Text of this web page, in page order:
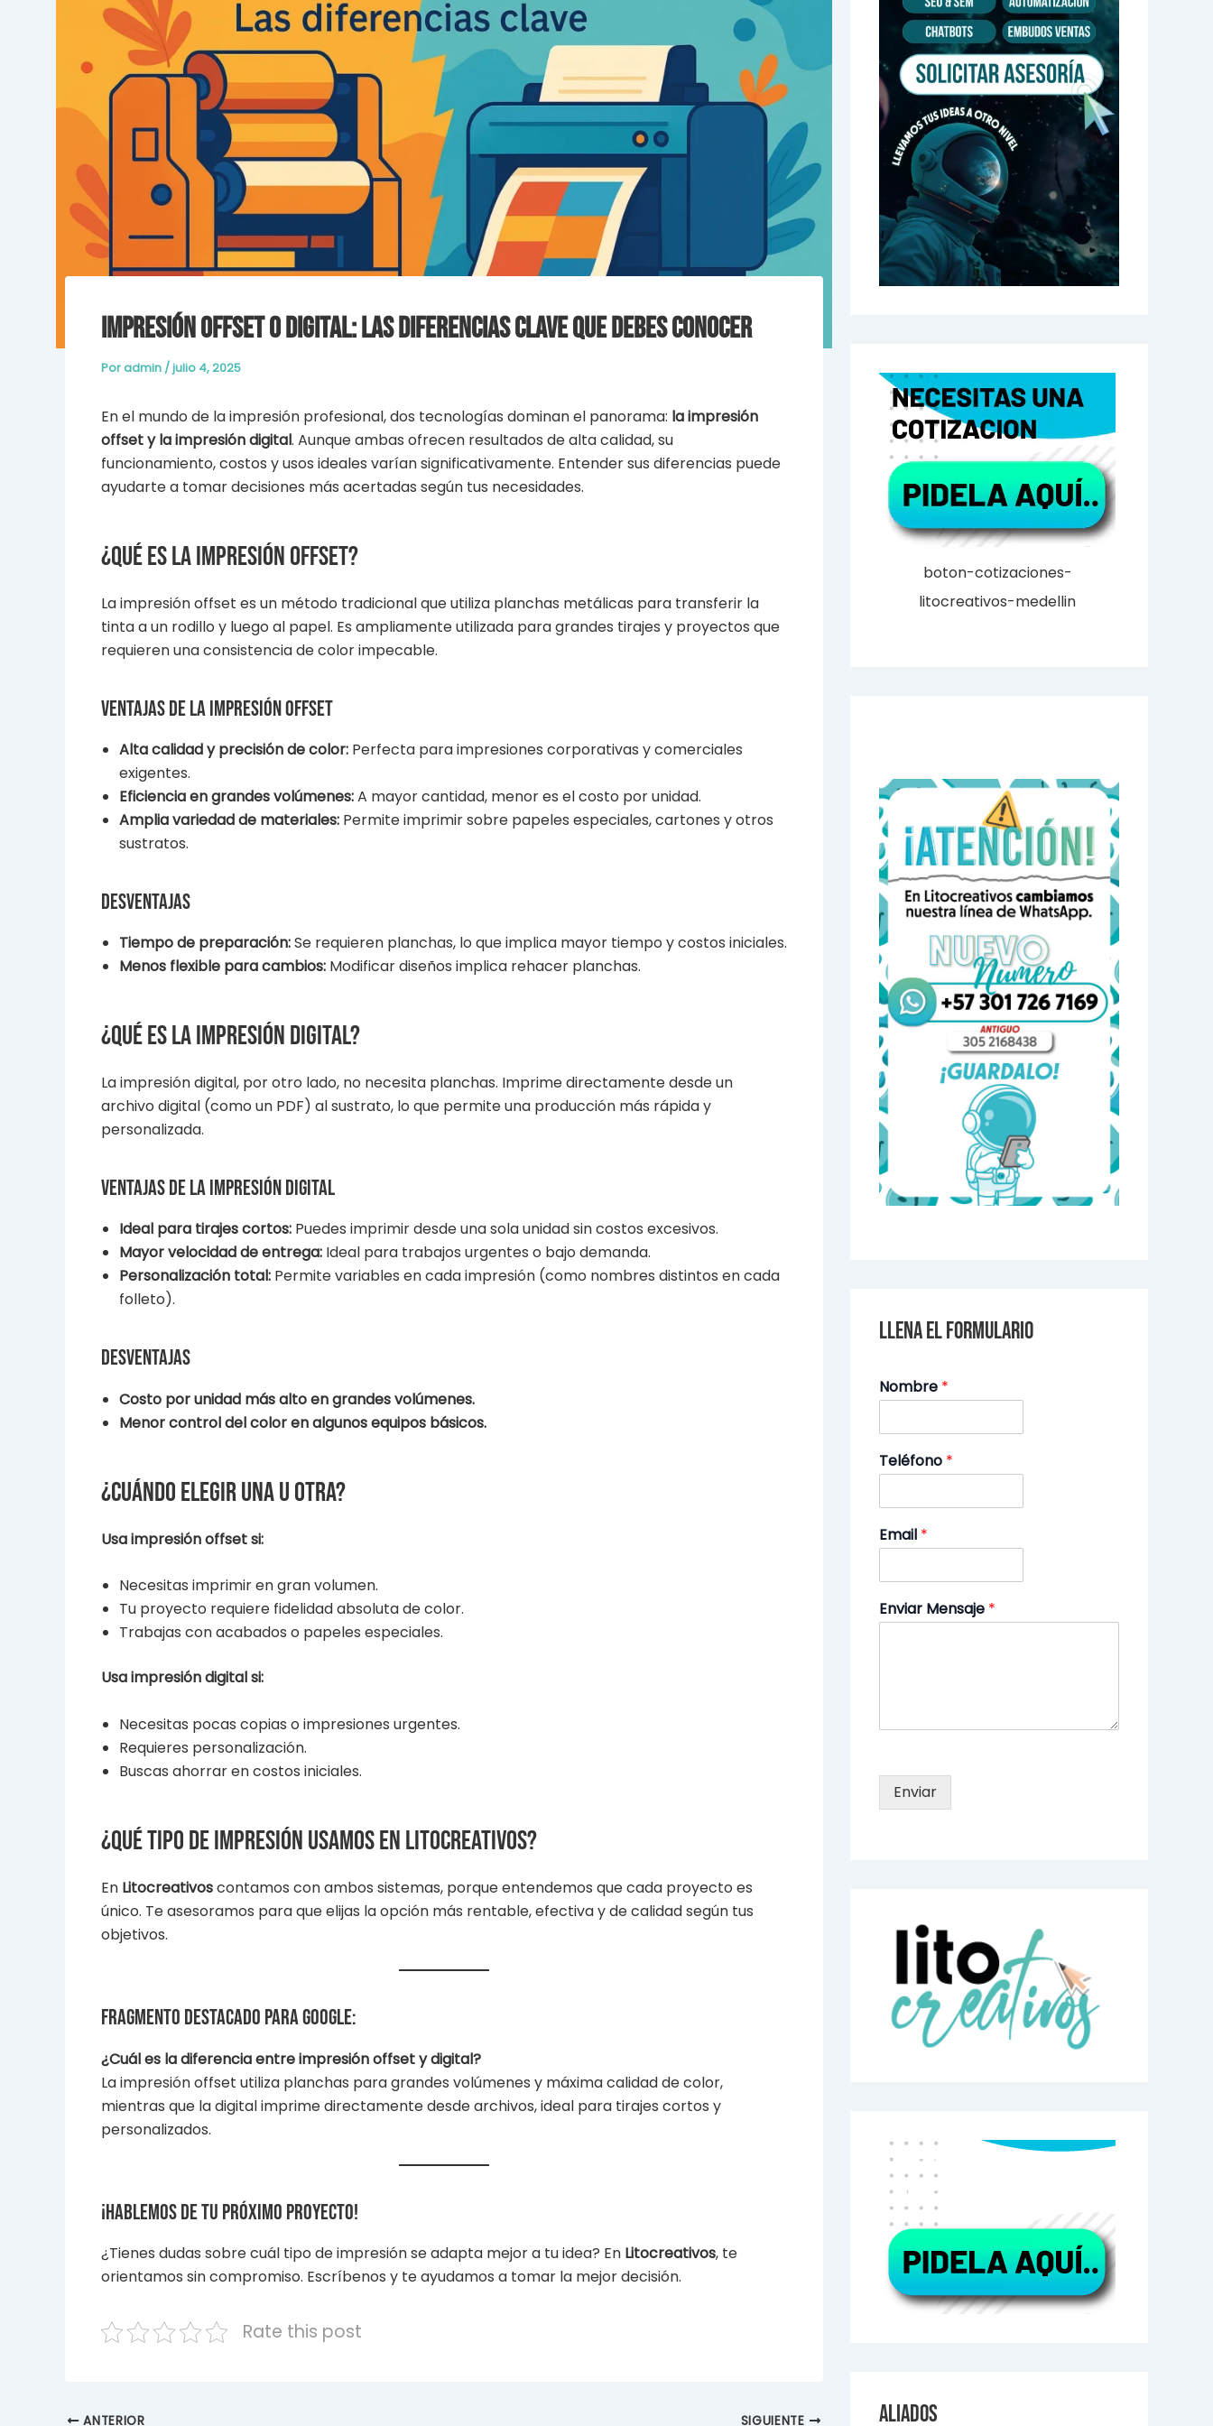
Impresión Offset o Digital: Las diferencias clave que debes conocer
Poradmin /julio 4, 2025
En el mundo de la impresión profesional, dos tecnologías dominan el panorama: la impresión
offset y la impresión digital. Aunque ambas ofrecen resultados de alta calidad, su
funcionamiento, costos y usos ideales varían significativamente. Entender sus diferencias puede
ayudarte a tomar decisiones más acertadas según tus necesidades.
¿Qué es la impresión offset?
La impresión offset es un método tradicional que utiliza planchas metálicas para transferir la
tinta a un rodillo y luego al papel. Es ampliamente utilizada para grandes tirajes y proyectos que
requieren una consistencia de color impecable.
Ventajas de la impresión offset
Alta calidad y precisión de color: Perfecta para impresiones corporativas y comerciales
exigentes.
Eficiencia en grandes volúmenes:A mayor cantidad, menor es el costo por unidad.
Amplia variedad de materiales: Permite imprimir sobre papeles especiales, cartones y otros
sustratos.
Desventajas
Tiempo de preparación:Se requieren planchas, lo que implica mayor tiempo y costos iniciales.
Menos flexible para cambios: Modificar diseños implica rehacer planchas.
¿Qué es la impresión digital?
La impresión digital, por otro lado, no necesita planchas. Imprime directamente desde un
archivo digital (como un PDF) al sustrato, lo que permite una producción más rápida y
personalizada.
Ventajas de la impresión digital
Ideal para tirajes cortos: Puedes imprimir desde una sola unidad sin costos excesivos.
Mayor velocidad de entrega: Ideal para trabajos urgentes o bajo demanda.
Personalización total: Permite variables en cada impresión (como nombres distintos en cada
folleto).
Desventajas
Costo por unidad más alto en grandes volúmenes.
Menor control del color en algunos equipos básicos.
¿Cuándo elegir una u otra?
Usa impresión offset si:
Necesitas imprimir en gran volumen.
Tu proyecto requiere fidelidad absoluta de color.
Trabajas con acabados o papeles especiales.
Usa impresión digital si:
Necesitas pocas copias o impresiones urgentes.
Requieres personalización.
Buscas ahorrar en costos iniciales.
¿Qué tipo de impresión usamos en Litocreativos?
En Litocreativoscontamos con ambos sistemas, porque entendemos que cada proyecto es
único. Te asesoramos para que elijas la opción más rentable, efectiva y de calidad según tus
objetivos.
Fragmento destacado para Google:
¿Cuál es la diferencia entre impresión offset y digital?
La impresión offset utiliza planchas para grandes volúmenes y máxima calidad de color,
mientras que la digital imprime directamente desde archivos, ideal para tirajes cortos y
personalizados.
¡Hablemos de tu próximo proyecto!
¿Tienes dudas sobre cuál tipo de impresión se adapta mejor a tu idea? En Litocreativos, te
orientamos sin compromiso. Escríbenos y te ayudamos a tomar la mejor decisión.
Rate this post
ANTERIOR SIGUIENTE
boton-cotizaciones-
litocreativos-medellin
Llena el formulario
Nombre *
Teléfono *
Email *
Enviar Mensaje *
Enviar
Aliados